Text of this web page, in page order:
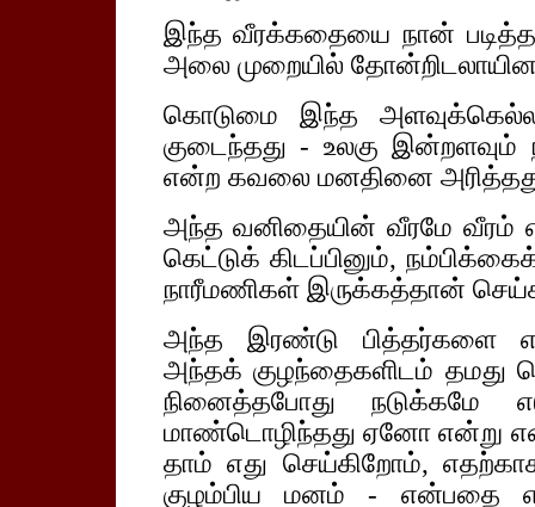
இந்த வீரக்கதையை நான்
அலை முறையில்
கொடுமை இந்த
குடைந்தது - உலகு
என்ற கவலை மனதினை
அந்த வனிதையின் வீரமே
கெட்டுக் கிடப்பினும்,
நாரீமணிகள் இருக்கத்தான்
அந்த இரண்டு பித்தர்களை
அந்தக் குழந்தைகளிடம் தமது
நினைத்தபோது நடுக்கமே
மாண்டொழிந்தது ஏனோ என்று
தாம் எது செய்கிறோம்,
குழம்பிய மனம் - என்பதை